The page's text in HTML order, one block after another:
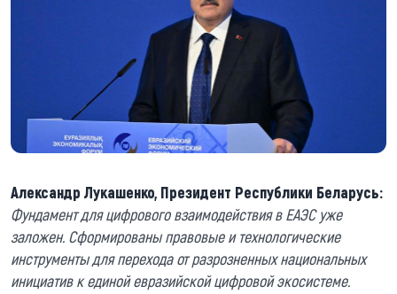
Александр Лукашенко, Президент Республики Беларусь:
Фундамент для цифрового взаимодействия в ЕАЭС уже
заложен. Сформированы правовые и технологические
инструменты для перехода от разрозненных национальных
инициатив к единой евразийской цифровой экосистеме.